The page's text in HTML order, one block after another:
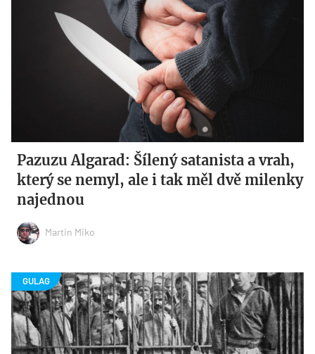
Pazuzu Algarad: Šílený satanista a vrah,
který se nemyl, ale i tak měl dvě milenky
najednou
Martin Miko